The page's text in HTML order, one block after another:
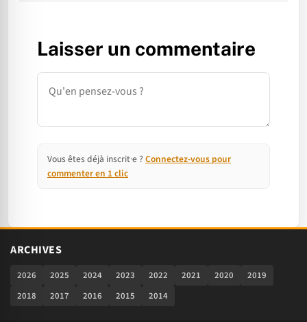
Laisser un commentaire
Commentaire
Vous êtes déjà inscrit·e ? Connectez-vous pour
commenter en 1 clic
ARCHIVES
2026 2025 2024 2023 2022 2021 2020
2019
2018
2017 2016 2015 2014